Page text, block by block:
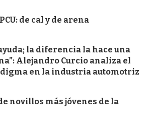
de cal y de arena
la diferencia la hace una
Alejandro Curcio analiza el
en la industria automotriz
novillos más jóvenes de la